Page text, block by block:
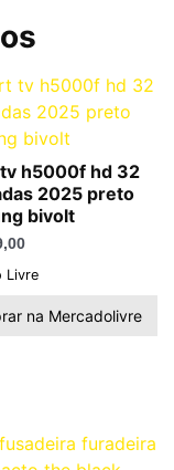
h5000f hd 32
2025 preto
bivolt
Livre
na Mercadolivre